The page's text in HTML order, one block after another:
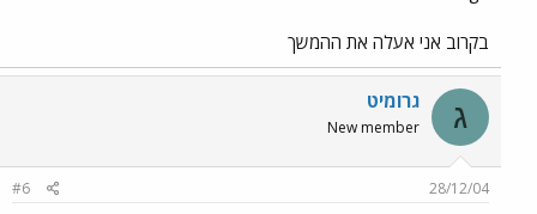
בקרוב אני אעלה את ההמשך
ג גרומיט
New member
28/12/04
#6